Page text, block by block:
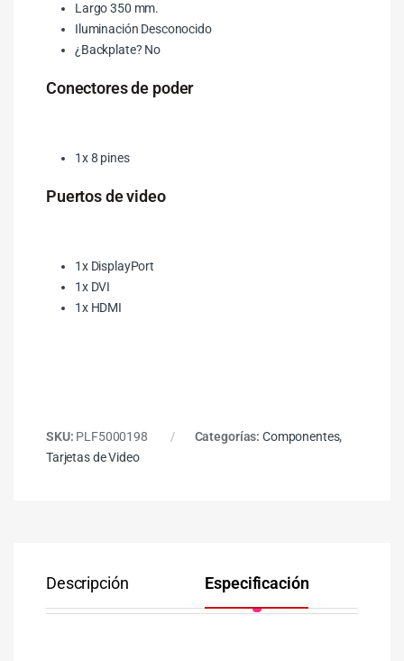
Largo 350 mm.
Iluminación Desconocido
¿Backplate? No
Conectores de poder
1x 8 pines
Puertos de video
1x DisplayPort
1x DVI
1x HDMI
SKU: PLF5000198 Categorías: Componentes,
Tarjetas de Video
Descripción Especificación